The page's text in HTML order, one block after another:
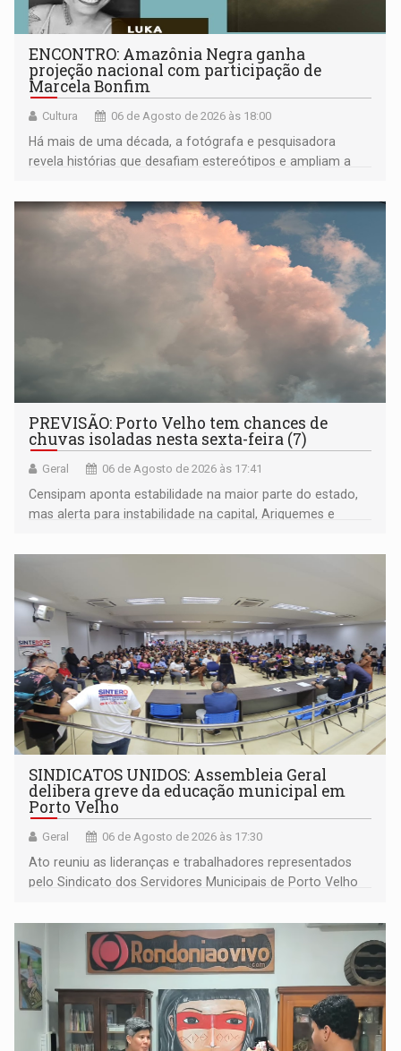
ENCONTRO: Amazônia Negra ganha
projeção nacional com participação de
Marcela Bonfim
Cultura 06 de Agosto de 2026 às 18:00
Há mais de uma década, a fotógrafa e pesquisadora
revela histórias que desafiam estereótipos e ampliam a
negras
PREVISÃO: Porto Velho tem chances de
chuvas isoladas nesta sexta-feira (7)
Geral 06 de Agosto de 2026 às 17:41
Censipam aponta estabilidade na maior parte do estado,
mas alerta para instabilidade na capital, Ariquemes e
SINDICATOS UNIDOS: Assembleia Geral
delibera greve da educação municipal em
Porto Velho
Geral 06 de Agosto de 2026 às 17:30
Ato reuniu as lideranças e trabalhadores representados
pelo Sindicato dos Servidores Municipais de Porto Velho